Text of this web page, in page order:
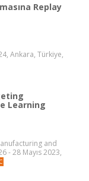
Replay
Ankara, Türkiye,
Learning
and
- 28 Mayıs 2023,